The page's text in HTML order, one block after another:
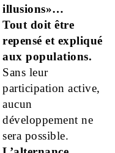
illusions»…
Tout doit être
repensé et expliqué
aux populations.
Sans leur
participation active,
aucun
développement ne
sera possible.